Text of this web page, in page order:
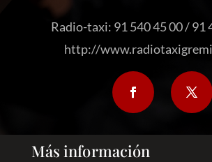
Radio-taxi: 91 540 45 00 / 91
http://
Más información